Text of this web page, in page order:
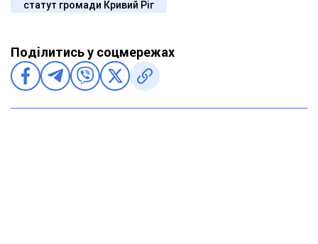
статут громади Кривий Ріг
Поділитись у соцмережах